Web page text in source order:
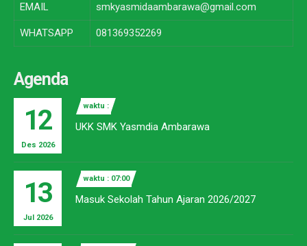
EMAIL smkyasmidaambarawa@gmail.com
WHATSAPP 081369352269
Agenda
12
Des 2026
waktu :
UKK SMK Yasmdia Ambarawa
13
Jul 2026
waktu : 07:00
Masuk Sekolah Tahun Ajaran 2026/2027